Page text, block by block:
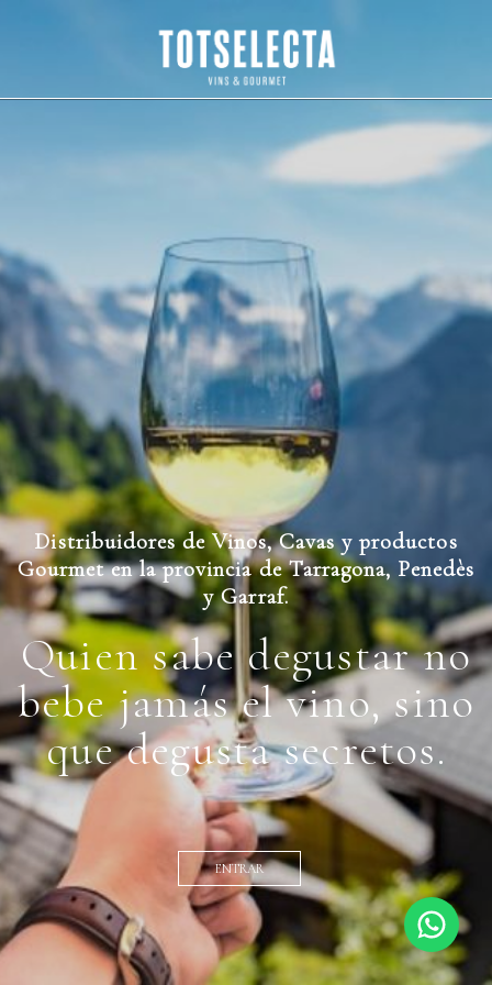
Distribuidores de Vinos, Cavas y productos
Gourmet en la provincia de Tarragona, Penedès
y Garraf.
Quien sabe degustar no
bebe jamás el vino, sino
que degusta secretos.
ENTRAR